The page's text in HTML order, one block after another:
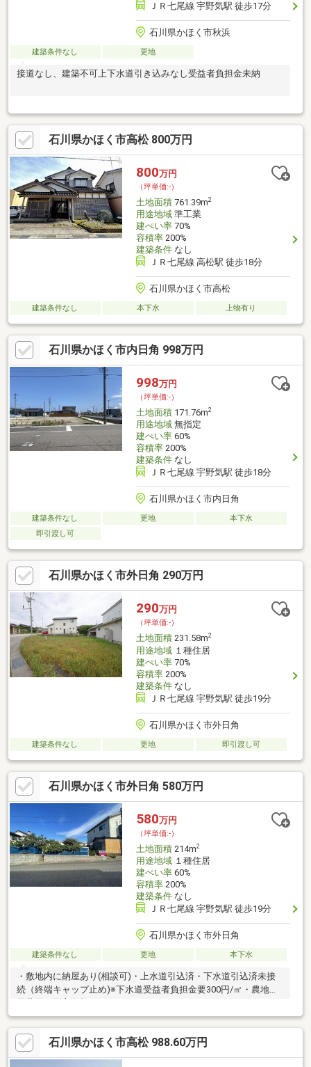
ＪＲ七尾線 宇野気駅 徒歩17分
石川県かほく市秋浜
建築条件なし 更地
接道なし、建築不可上下水道引き込みなし受益者負担金未納
石川県かほく市高松 800万円
800万円
（坪単価:-）
土地面積761.39m2
用途地域準工業
建ぺい率70%
容積率200%
建築条件なし
ＪＲ七尾線 高松駅 徒歩18分
石川県かほく市高松
建築条件なし 本下水 上物有り
石川県かほく市内日角 998万円
998万円
（坪単価:-）
土地面積171.76m2
用途地域無指定
建ぺい率60%
容積率200%
建築条件なし
ＪＲ七尾線 宇野気駅 徒歩18分
石川県かほく市内日角
建築条件なし 更地
本下水
即引渡し可
石川県かほく市外日角 290万円
290万円
（坪単価:-）
土地面積231.58m2
用途地域１種住居
建ぺい率70%
容積率200%
建築条件なし
ＪＲ七尾線 宇野気駅 徒歩19分
石川県かほく市外日角
建築条件なし 更地 即引渡し可
石川県かほく市外日角 580万円
580万円
（坪単価:-）
土地面積214m2
用途地域１種住居
建ぺい率60%
容積率200%
建築条件なし
ＪＲ七尾線 宇野気駅 徒歩19分
石川県かほく市外日角
建築条件なし 更地 本下水
・敷地内に納屋あり(相談可)・上水道引込済・下水道引込済未接
続（終端キャップ止め)※下水道受益者負担金要300円/㎡・農地転
石川県かほく市高松 988.60万円